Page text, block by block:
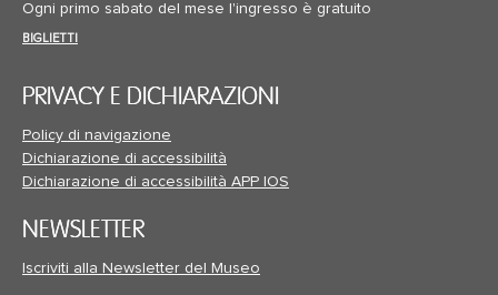
Ogni primo sabato del mese l'ingresso è gratuito
BIGLIETTI
PRIVACY E DICHIARAZIONI
Policy di navigazione
Dichiarazione di accessibilità
Dichiarazione di accessibilità APP IOS
NEWSLETTER
Iscriviti alla Newsletter del Museo